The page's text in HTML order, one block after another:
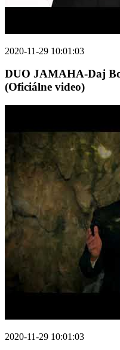
2020-11-29 10:01:03
DUO JAMAHA-Daj
(Oficiálne video)
2020-11-29 10:01:03